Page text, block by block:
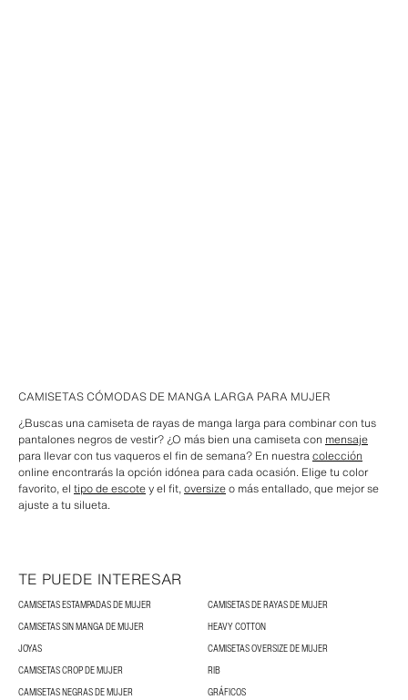
CAMISETAS CÓMODAS DE MANGA LARGA PARA MUJER
¿Buscas una camiseta de rayas de manga larga para combinar con tus
pantalones negros de vestir? ¿O más bien una camiseta con mensaje
para llevar con tus vaqueros el fin de semana? En nuestracolección
online encontrarás la opción idónea para cada ocasión. Elige tu color
favorito, el tipo de escotey el fit,oversizeo más entallado, que mejor se
ajuste a tu silueta.
TE PUEDE INTERESAR
CAMISETAS ESTAMPADAS DE MUJER
CAMISETAS DE RAYAS DE MUJER
CAMISETAS SIN MANGA DE MUJER
HEAVY COTTON
JOYAS
CAMISETAS OVERSIZE DE MUJER
CAMISETAS CROP DE MUJER
RIB
CAMISETAS NEGRAS DE MUJER
GRÁFICOS